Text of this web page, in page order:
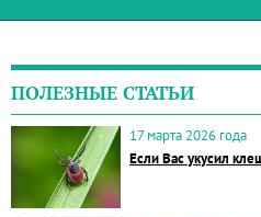
ПОЛЕЗНЫЕ СТАТЬИ
17 марта 2026 года
Если Вас укусил